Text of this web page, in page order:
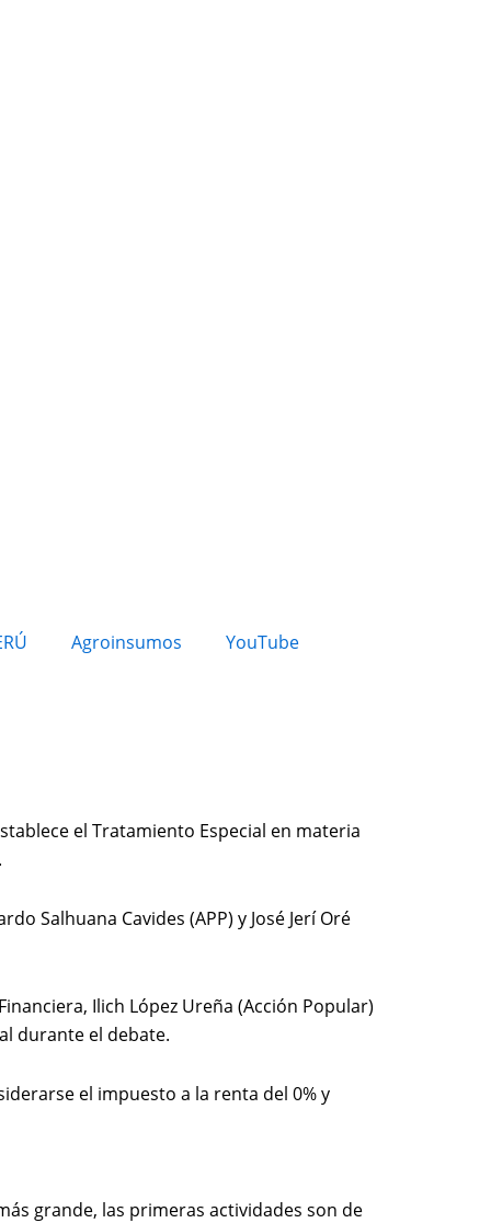
Agroinsumos YouTube
el Tratamiento Especial en materia
Salhuana Cavides (APP) y José Jerí Oré
Ilich López Ureña (Acción Popular)
durante el debate.
el impuesto a la renta del 0% y
grande, las primeras actividades son de